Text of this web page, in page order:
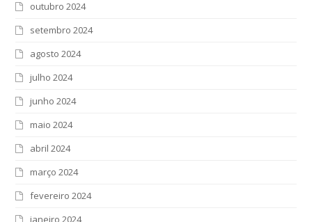
outubro 2024
setembro 2024
agosto 2024
julho 2024
junho 2024
maio 2024
abril 2024
março 2024
fevereiro 2024
janeiro 2024